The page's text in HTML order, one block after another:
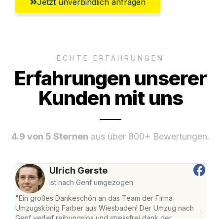
ECHTE ERFAHRUNGEN
Erfahrungen unserer
Kunden mit uns
4.9 von 5 Sternen aus über 800+ Bewertungen.
Ulrich Gerste
ist nach Genf umgezogen
"Ein großes Dankeschön an das Team der Firma
Umzugskönig Farber aus Wiesbaden! Der Umzug nach